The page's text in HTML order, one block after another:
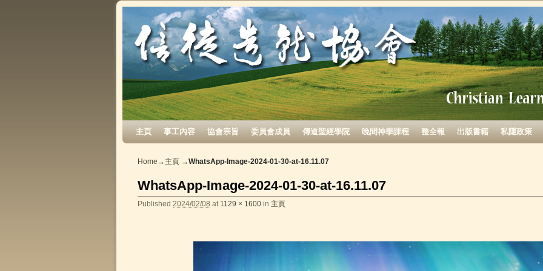
主頁 事工內容 協會宗旨 委員會成員 傳道聖經學院 晚間神學課程 整全報 出版書籍 私隱政策
Home → 主頁 →WhatsApp-Image-2024-01-30-at-16.11.07
WhatsApp-Image-2024-01-30-at-16.11.07
Published 2024/02/08 at 1129 × 1600 in 主頁